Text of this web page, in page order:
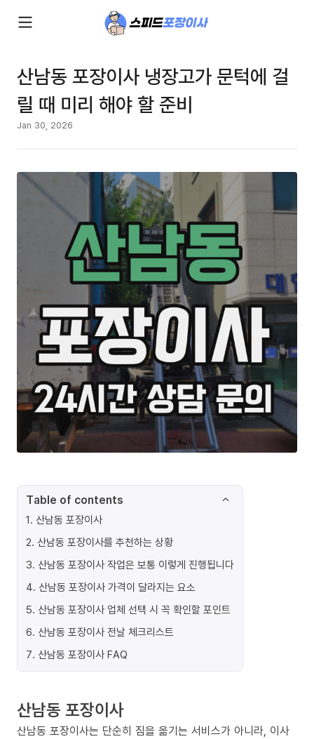
산남동 포장이사 냉장고가 문턱에 걸
릴 때 미리 해야 할 준비
Jan 30, 2026
Table of contents
1. 산남동 포장이사
2. 산남동 포장이사를 추천하는 상황
3. 산남동 포장이사 작업은 보통 이렇게 진행됩니다
4. 산남동 포장이사 가격이 달라지는 요소
5. 산남동 포장이사 업체 선택 시 꼭 확인할 포인트
6. 산남동 포장이사 전날 체크리스트
7. 산남동 포장이사 FAQ
산남동 포장이사
산남동 포장이사는 단순히 짐을 옮기는 서비스가 아니라, 이사